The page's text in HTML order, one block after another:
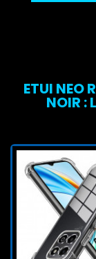
ETUI NEO
NOIR :